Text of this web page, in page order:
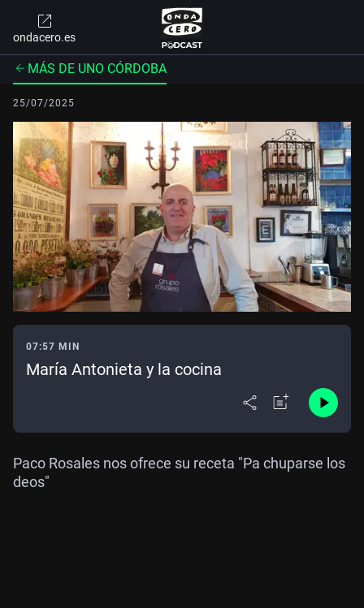
ondacero.es
MÁS DE UNO CÓRDOBA
25/07/2025
07:57 MIN
María Antonieta y la cocina
Paco Rosales nos ofrece su receta "Pa chuparse los
deos"